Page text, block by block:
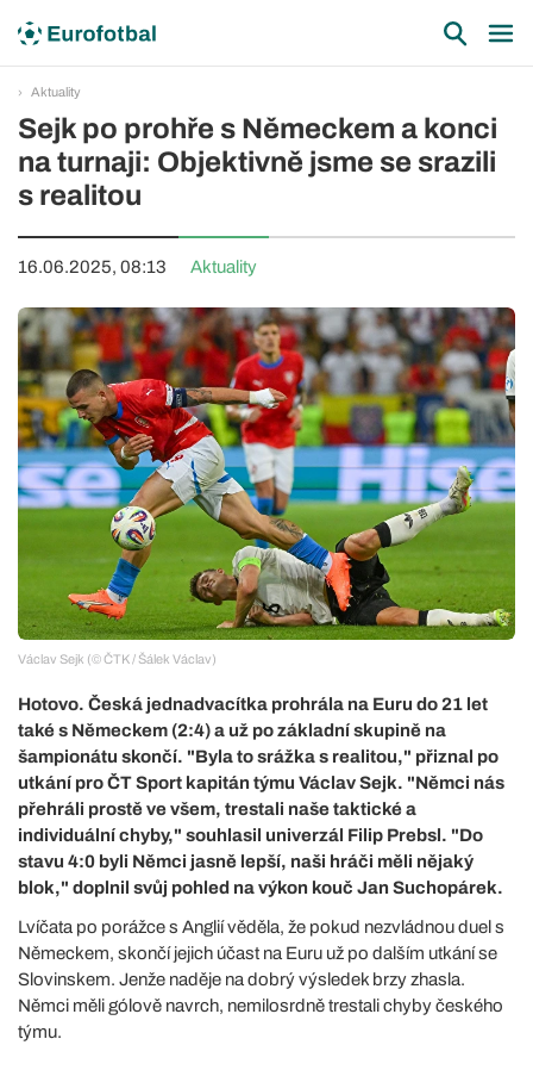
Aktuality
Sejk po prohře s Německem a konci
na turnaji: Objektivně jsme se srazili
s realitou
16.06.2025, 08:13 Aktuality
Václav Sejk (© ČTK / Šálek Václav)
Hotovo. Česká jednadvacítka prohrála na Euru do 21 let
také s Německem (2:4) a už po základní skupině na
šampionátu skončí. "Byla to srážka s realitou," přiznal po
utkání pro ČT Sport kapitán týmu Václav Sejk. "Němci nás
přehráli prostě ve všem, trestali naše taktické a
individuální chyby," souhlasil univerzál Filip Prebsl. "Do
stavu 4:0 byli Němci jasně lepší, naši hráči měli nějaký
blok," doplnil svůj pohled na výkon kouč Jan Suchopárek.
Lvíčata po porážce s Anglií věděla, že pokud nezvládnou duel s
Německem, skončí jejich účast na Euru už po dalším utkání se
Slovinskem. Jenže naděje na dobrý výsledek brzy zhasla.
Němci měli gólově navrch, nemilosrdně trestali chyby českého
týmu.